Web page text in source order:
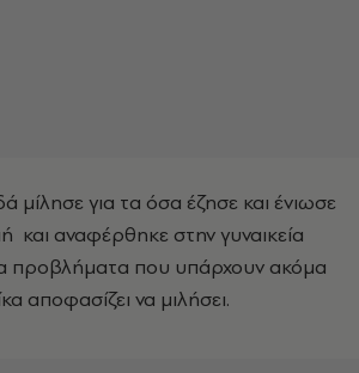
μίλησε για τα όσα έζησε και ένιωσε
και αναφέρθηκε στην γυναικεία
προβλήματα που υπάρχουν ακόμα
αποφασίζει να μιλήσει.